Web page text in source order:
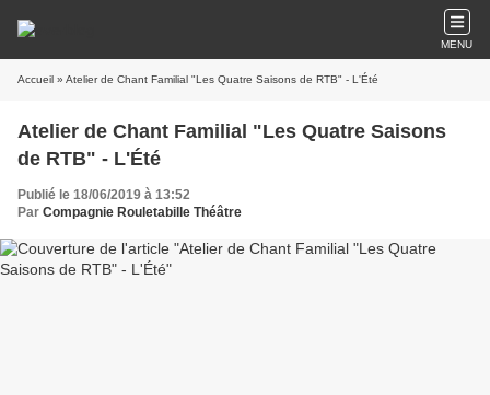
MENU
Accueil » Atelier de Chant Familial "Les Quatre Saisons de RTB" - L'Été
Atelier de Chant Familial "Les Quatre Saisons
de RTB" - L'Été
Publié le 18/06/2019 à 13:52
Par Compagnie Rouletabille Théâtre